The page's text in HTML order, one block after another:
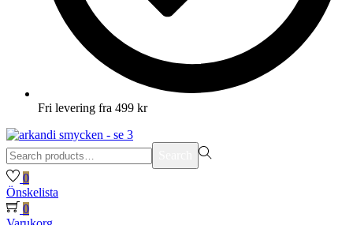
Fri levering fra 499 kr
Search
for:>
0
Önskelista
0